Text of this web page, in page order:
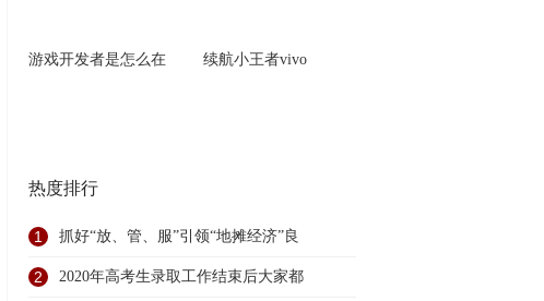
游戏开发者是怎么在 续航小王者vivo
热度排行
1 抓好“放、管、服”引领“地摊经济”良
2 2020年高考生录取工作结束后大家都